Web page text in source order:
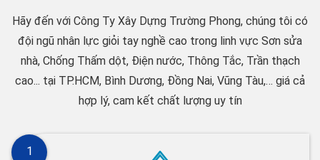
Hãy đến với Công Ty Xây Dựng Trường Phong, chúng tôi có
đội ngũ nhân lực giỏi tay nghề cao trong linh vực Sơn sửa
nhà, Chống Thấm dột, Điện nước, Thông Tắc, Trần thạch
cao... tại TP.HCM, Bình Dương, Đồng Nai, Vũng Tàu,… giá cả
hợp lý, cam kết chất lượng uy tín
1